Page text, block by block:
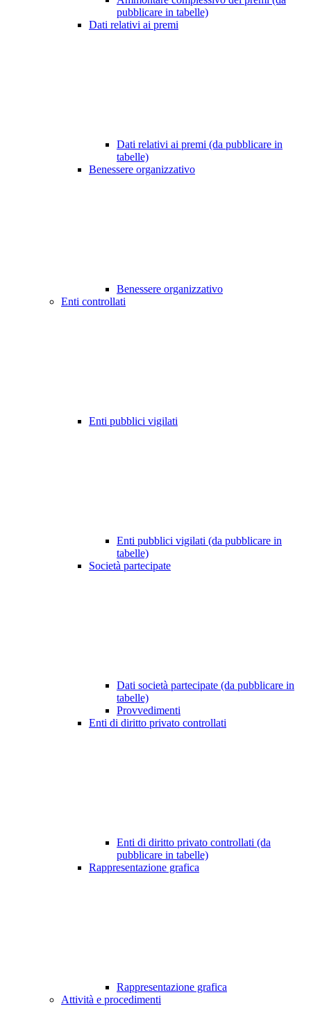
pubblicare in tabelle)
Dati relativi ai premi
Dati relativi ai premi (da pubblicare in
tabelle)
Benessere organizzativo
Benessere organizzativo
Enti controllati
Enti pubblici vigilati
Enti pubblici vigilati (da pubblicare in
tabelle)
Società partecipate
Dati società partecipate (da pubblicare in
tabelle)
Provvedimenti
Enti di diritto privato controllati
Enti di diritto privato controllati (da
pubblicare in tabelle)
Rappresentazione grafica
Rappresentazione grafica
Attività e procedimenti